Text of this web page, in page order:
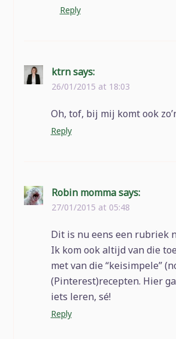
Reply
ktrn says:
26/01/2015 at 18:03
Oh, tof, bij mij komt ook
Reply
Robin momma says:
27/01/2015 at 05:48
Dit is nu eens een rubriek
Ik kom ook altijd van die
met van die “keisimpele”
(Pinterest)recepten. Hier
iets leren, sé!
Reply